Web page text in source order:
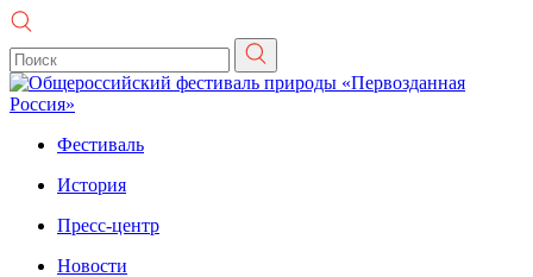
Фестиваль
История
Пресс-центр
Новости